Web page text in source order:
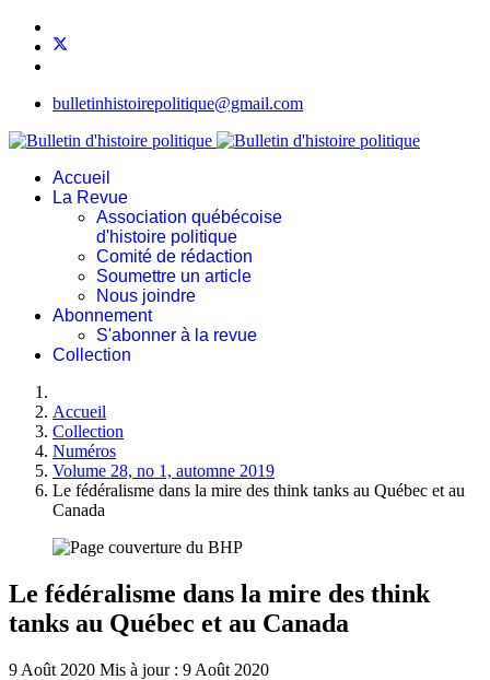
bulletinhistoirepolitique@gmail.com
Accueil
La Revue
Association québécoise
d'histoire politique
Comité de rédaction
Soumettre un article
Nous joindre
Abonnement
S'abonner à la revue
Collection
Accueil
Collection
Numéros
Volume 28, no 1, automne 2019
Le fédéralisme dans la mire des think tanks au Québec et au
Canada
Le fédéralisme dans la mire des think
tanks au Québec et au Canada
9 Août 2020 Mis à jour : 9 Août 2020